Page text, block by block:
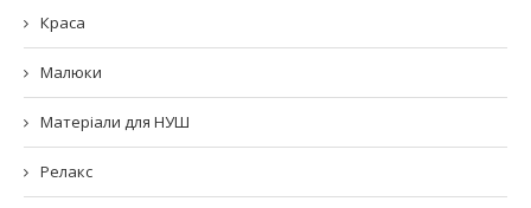
Краса
Малюки
Матеріали для НУШ
Релакс